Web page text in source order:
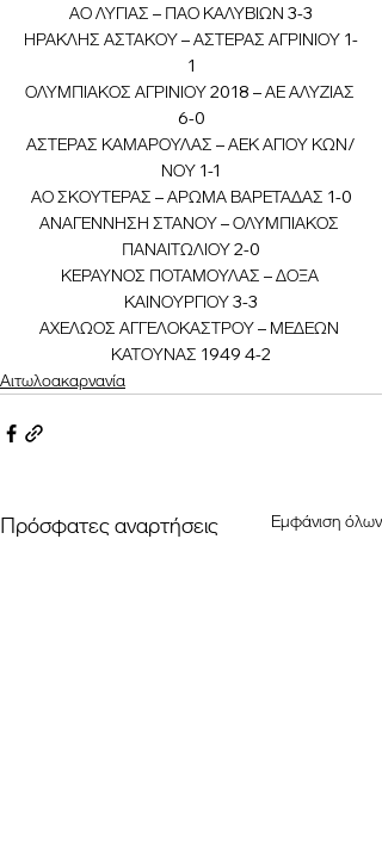
ΑΟ ΛΥΓΙΑΣ – ΠΑΟ ΚΑΛΥΒΙΩΝ 3-3
ΗΡΑΚΛΗΣ ΑΣΤΑΚΟΥ – ΑΣΤΕΡΑΣ ΑΓΡΙΝΙΟΥ 1-
1
ΟΛΥΜΠΙΑΚΟΣ ΑΓΡΙΝΙΟΥ 2018 – ΑΕ ΑΛΥΖΙΑΣ
6-0
ΑΣΤΕΡΑΣ ΚΑΜΑΡΟΥΛΑΣ – ΑΕΚ ΑΓΙΟΥ ΚΩΝ/
ΝΟΥ 1-1
ΑΟ ΣΚΟΥΤΕΡΑΣ – ΑΡΩΜΑ ΒΑΡΕΤΑΔΑΣ 1-0
ΑΝΑΓΕΝΝΗΣΗ ΣΤΑΝΟΥ – ΟΛΥΜΠΙΑΚΟΣ
ΠΑΝΑΙΤΩΛΙΟΥ 2-0
ΚΕΡΑΥΝΟΣ ΠΟΤΑΜΟΥΛΑΣ – ΔΟΞΑ
ΚΑΙΝΟΥΡΓΙΟΥ 3-3
ΑΧΕΛΩΟΣ ΑΓΓΕΛΟΚΑΣΤΡΟΥ – ΜΕΔΕΩΝ
ΚΑΤΟΥΝΑΣ 1949 4-2
Αιτωλοακαρνανία
Πρόσφατες αναρτήσεις Εμφάνιση όλων